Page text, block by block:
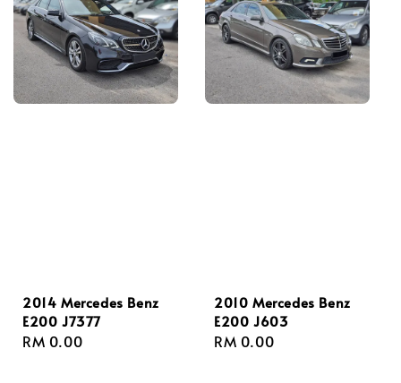
2014 Mercedes Benz
E200 J7377
Regular
RM 0.00
2010 Mercedes Benz
E200 J603
Regular
RM 0.00